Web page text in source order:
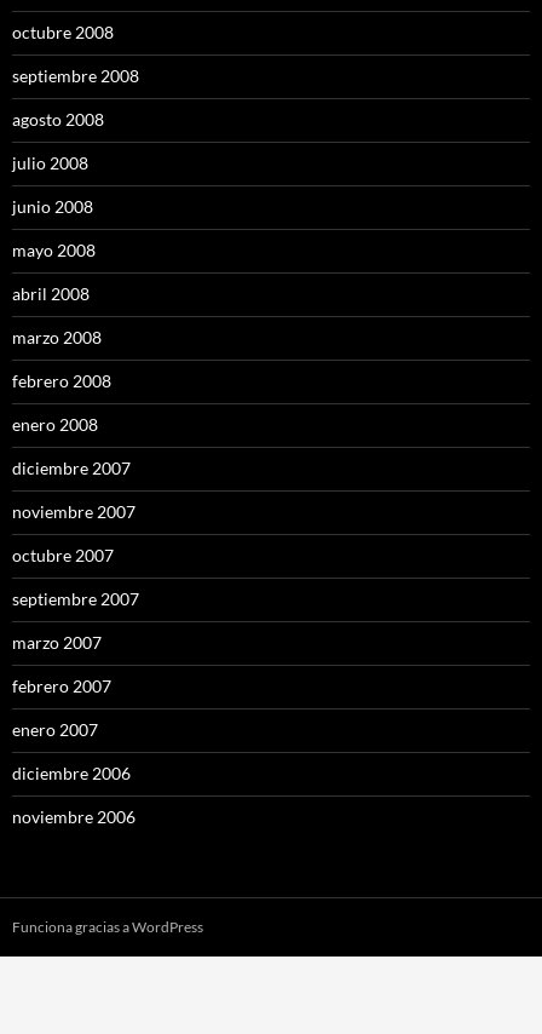
octubre 2008
septiembre 2008
agosto 2008
julio 2008
junio 2008
mayo 2008
abril 2008
marzo 2008
febrero 2008
enero 2008
diciembre 2007
noviembre 2007
octubre 2007
septiembre 2007
marzo 2007
febrero 2007
enero 2007
diciembre 2006
noviembre 2006
Funciona gracias a WordPress